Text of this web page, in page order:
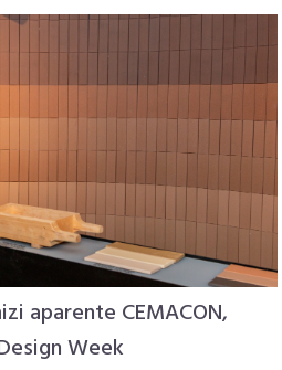
aparente CEMACON,
Week